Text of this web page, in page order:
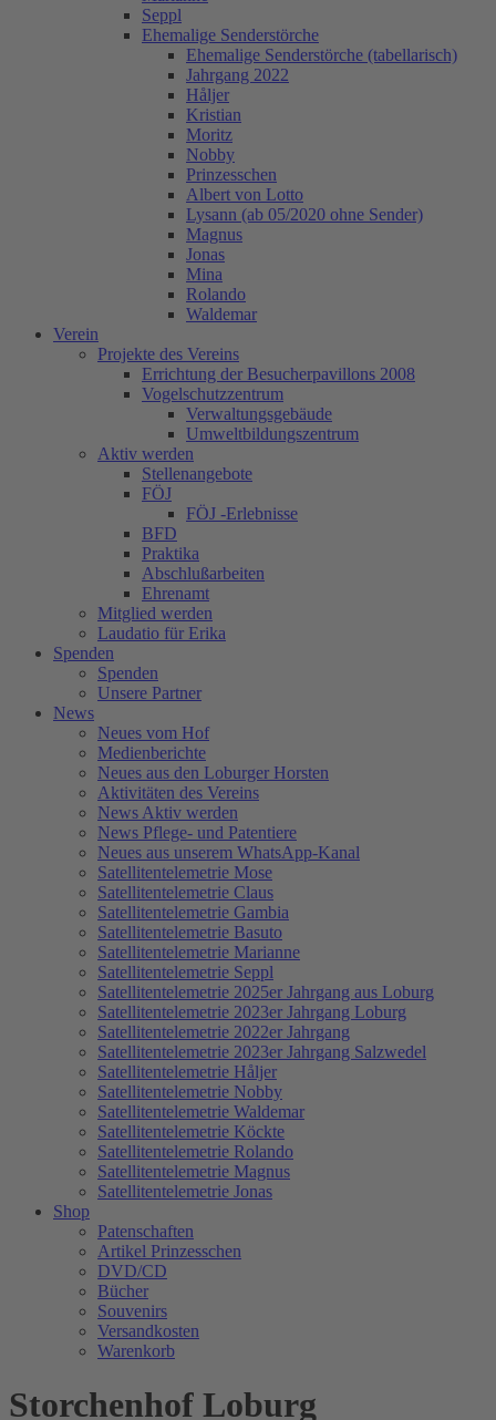
Seppl
Ehemalige Senderstörche
Ehemalige Senderstörche (tabellarisch)
Jahrgang 2022
Håljer
Kristian
Moritz
Nobby
Prinzesschen
Albert von Lotto
Lysann (ab 05/2020 ohne Sender)
Magnus
Jonas
Mina
Rolando
Waldemar
Verein
Projekte des Vereins
Errichtung der Besucherpavillons 2008
Vogelschutzzentrum
Verwaltungsgebäude
Umweltbildungszentrum
Aktiv werden
Stellenangebote
FÖJ
FÖJ -Erlebnisse
BFD
Praktika
Abschlußarbeiten
Ehrenamt
Mitglied werden
Laudatio für Erika
Spenden
Spenden
Unsere Partner
News
Neues vom Hof
Medienberichte
Neues aus den Loburger Horsten
Aktivitäten des Vereins
News Aktiv werden
News Pflege- und Patentiere
Neues aus unserem WhatsApp-Kanal
Satellitentelemetrie Mose
Satellitentelemetrie Claus
Satellitentelemetrie Gambia
Satellitentelemetrie Basuto
Satellitentelemetrie Marianne
Satellitentelemetrie Seppl
Satellitentelemetrie 2025er Jahrgang aus Loburg
Satellitentelemetrie 2023er Jahrgang Loburg
Satellitentelemetrie 2022er Jahrgang
Satellitentelemetrie 2023er Jahrgang Salzwedel
Satellitentelemetrie Håljer
Satellitentelemetrie Nobby
Satellitentelemetrie Waldemar
Satellitentelemetrie Köckte
Satellitentelemetrie Rolando
Satellitentelemetrie Magnus
Satellitentelemetrie Jonas
Shop
Patenschaften
Artikel Prinzesschen
DVD/CD
Bücher
Souvenirs
Versandkosten
Warenkorb
Storchenhof Loburg